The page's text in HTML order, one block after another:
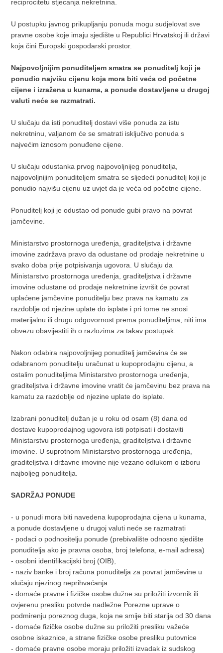
Općinski sud u Vukovaru, Zemljišno-knjižni odjel
GRAĐEVINSKO ZEMLJIŠTE U GOSPIĆU – površine 220
čhv
2/4 idealnih dijelova nekretnine označene kao zk.č.br. 306/2,
k.o. Klanac, Općinski sud u Gospiću, Zemljišno-knjižni
odjel Gospić.
7.
GRAĐEVINSKO ZEMLJIŠTE U OPĆINI HRVACE – površine
Nekretnina označena kao zk.č.br. 746/6, pašnjak, površine
1.025 m 2upisana u z.k.ul.br. 1434,k.o. Hrvace, Općinski
sud u Splitu, Zemljišno-knjižni odjel Sinj.
8.
m2
Nekretnina označena kao zk.č.br. 3584/14, Božjakovinska
ulica, oranica, površine 805 m 2, upisana u z.k.ul.br. 107758,
Zemljišno-knjižni odjel Zagreb.
9.
KRAJ TRILJA – površine 2.593 m
Nekretnina označena kao zk.č.br. 240/3, pašnjak, površine
2.593 m 2upisana u z.k.ul.br. 299, k.o. Vojnić, Općinski sud
u Splitu, Zemljišno-knjižni odjel Sinj.
10.
GRAĐEVINSKO ZEMLJIŠTE U OPĆINI LOPAR NA OTOKU
RABU – površine 237 m2
Nekretnina označena kao zk.č.br. 4490/2, put neplodno-
parkiralište, površine 237 m2upisana u z.k.ul.br. 3096,k.o.
Lopar, Općinski sud u Crikvenici, Zemljišno-knjižni odjel
11.
GRAĐEVINSKO ZEMLJIŠTE SA GRAĐEVINAMA U IVANCU
– površine 10.532 m
Nekretnine označene kao zk.č.br. 326, zgrada br. 18, površine
1.613 m te zk.č.br. 327/1, dvor u ul. R. Klas, površine 8.919
m2 , energetskog razreda G,k.o. Ivanec, Općinski sud u
Varaždin, Zemljišno-knjižni odjel Ivanec.
GRAĐEVINSKO ZEMLJIŠTE U NASELJU DONJA REKA
KRAJ JASTREBARSKOG – površine 2.661 m2
Nekretnine označene kao zk.č.br. 2051/1, doma u Donjoj
Reki, oranica, površine 2.591 m
2127, ukupne površine 2.661 m
Jastrebarsko.
reciprocitetu stjecanja nekretnina.
U postupku javnog prikupljanju ponuda mogu sudjelovat sve
pravne osobe koje imaju sjedište u Republici Hrvatskoj ili državi
koja čini Europski gospodarski prostor.
Najpovoljnijim ponuditeljem smatra se ponuditelj koji je
ponudio najvišu cijenu koja mora biti veća od početne
cijene i izražena u kunama, a ponude dostavljene u drugoj
valuti neće se razmatrati.
U slučaju da isti ponuditelj dostavi više ponuda za istu
nekretninu, valjanom će se smatrati isključivo ponuda s
najvećim iznosom ponuđene cijene.
U slučaju odustanka prvog najpovoljnijeg ponuditelja,
najpovoljnijim ponuditeljem smatra se sljedeći ponuditelj koji je
ponudio najvišu cijenu uz uvjet da je veća od početne cijene.
Ponuditelj koji je odustao od ponude gubi pravo na povrat
jamčevine.
Ministarstvo prostornoga uređenja, graditeljstva i državne
imovine zadržava pravo da odustane od prodaje nekretnine u
svako doba prije potpisivanja ugovora. U slučaju da
Ministarstvo prostornoga uređenja, graditeljstva i državne
imovine odustane od prodaje nekretnine izvršit će povrat
uplaćene jamčevine ponuditelju bez prava na kamatu za
razdoblje od njezine uplate do isplate i pri tome ne snosi
materijalnu ili drugu odgovornost prema ponuditeljima, niti ima
obvezu obavijestiti ih o razlozima za takav postupak.
Nakon odabira najpovoljnijeg ponuditelj jamčevina će se
odabranom ponuditelju uračunat u kupoprodajnu cijenu, a
ostalim ponuditeljima Ministarstvo prostornoga uređenja,
graditeljstva i državne imovine vratit će jamčevinu bez prava na
kamatu za razdoblje od njezine uplate do isplate.
Izabrani ponuditelj dužan je u roku od osam (8) dana od
dostave kupoprodajnog ugovora isti potpisati i dostaviti
Ministarstvu prostornoga uređenja, graditeljstva i državne
imovine. U suprotnom Ministarstvo prostornoga uređenja,
graditeljstva i državne imovine nije vezano odlukom o izboru
najboljeg ponuditelja.
SADRŽAJ PONUDE
- u ponudi mora biti navedena kupoprodajna cijena u kunama,
a ponude dostavljene u drugoj valuti neće se razmatrati
- podaci o podnositelju ponude (prebivalište odnosno sjedište
ponuditelja ako je pravna osoba, broj telefona, e-mail adresa)
- osobni identifikacijski broj (OIB),
- naziv banke i broj računa ponuditelja za povrat jamčevine u
slučaju njezinog neprihvaćanja
- domaće pravne i fizičke osobe dužne su priložiti izvornik ili
ovjerenu presliku potvrde nadležne Porezne uprave o
podmirenju poreznog duga, koja ne smije biti starija od 30 dana
- domaće fizičke osobe dužne su priložiti presliku važeće
osobne iskaznice, a strane fizičke osobe presliku putovnice
- domaće pravne osobe moraju priložiti izvadak iz sudskog